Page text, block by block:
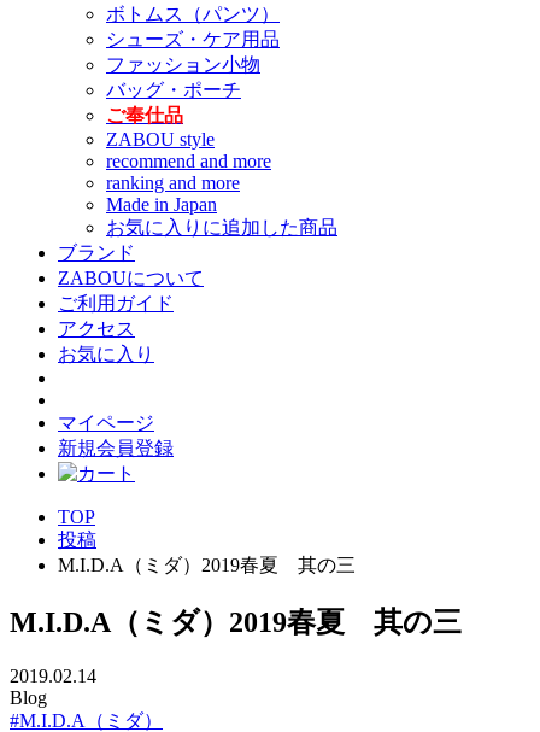
ボトムス（パンツ）
シューズ・ケア用品
ファッション小物
バッグ・ポーチ
ご奉仕品
ZABOU style
recommend and more
ranking and more
Made in Japan
お気に入りに追加した商品
ブランド
ZABOUについて
ご利用ガイド
アクセス
お気に入り
マイページ
新規会員登録
TOP
投稿
M.I.D.A（ミダ）2019春夏 其の三
M.I.D.A（ミダ）2019春夏 其の三
2019.02.14
Blog
#M.I.D.A（ミダ）